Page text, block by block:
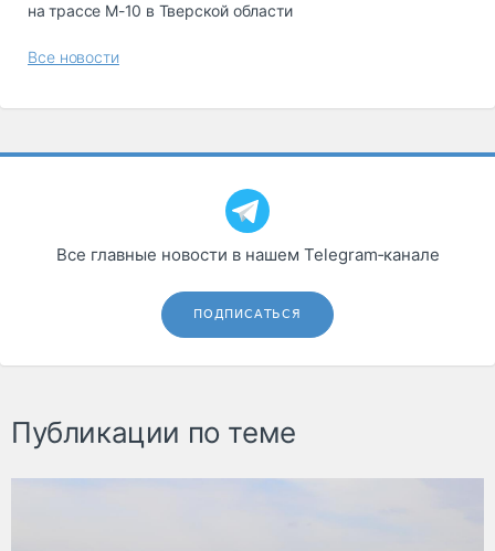
на трассе М-10 в Тверской области
Все новости
Все главные новости в нашем Telegram‑канале
ПОДПИСАТЬСЯ
Публикации по теме